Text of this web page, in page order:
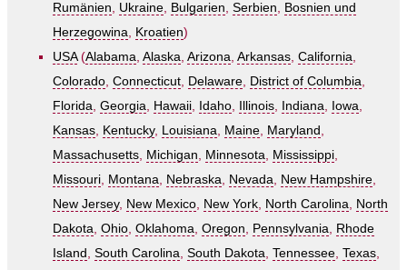
Rumänien, Ukraine, Bulgarien, Serbien, Bosnien und
Herzegowina, Kroatien)
USA(Alabama, Alaska, Arizona, Arkansas, California,
Colorado, Connecticut, Delaware, District of Columbia,
Florida, Georgia, Hawaii, Idaho, Illinois, Indiana, Iowa,
Kansas, Kentucky, Louisiana, Maine, Maryland ,
Massachusetts, Michigan, Minnesota, Mississippi,
Missouri, Montana, Nebraska, Nevada, New Hampshire,
New Jersey, New Mexico, New York, North Carolina, North
Dakota, Ohio, Oklahoma, Oregon, Pennsylvania, Rhode
Island , South Carolina, South Dakota, Tennessee, Texas,